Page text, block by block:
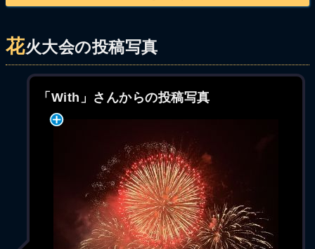
花火大会の投稿写真
「With」さんからの投稿写真